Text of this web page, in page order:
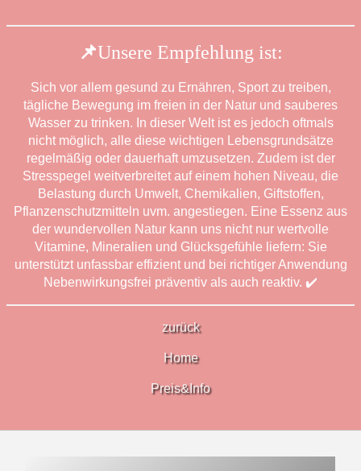
📌Unsere Empfehlung ist:
Sich vor allem gesund zu Ernähren, Sport zu treiben,
tägliche Bewegung im freien in der Natur und sauberes
Wasser zu trinken. In dieser Welt ist es jedoch oftmals
nicht möglich, alle diese wichtigen Lebensgrundsätze
regelmäßig oder dauerhaft umzusetzen. Zudem ist der
Stresspegel weitverbreitet auf einem hohen Niveau, die
Belastung durch Umwelt, Chemikalien, Giftstoffen,
Pflanzenschutzmitteln uvm. angestiegen. Eine Essenz aus
der wundervollen Natur kann uns nicht nur wertvolle
Vitamine, Mineralien und Glücksgefühle liefern: Sie
unterstützt unfassbar effizient und bei richtiger Anwendung
Nebenwirkungsfrei präventiv als auch reaktiv. ✔️
zurück
Home
Preis&Info